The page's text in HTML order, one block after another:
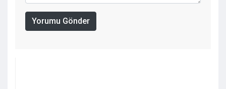
Yorumu Gönder